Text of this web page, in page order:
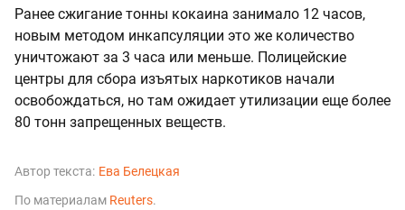
Ранее сжигание тонны кокаина занимало 12 часов,
новым методом инкапсуляции это же количество
уничтожают за 3 часа или меньше. Полицейские
центры для сбора изъятых наркотиков начали
освобождаться, но там ожидает утилизации еще более
80 тонн запрещенных веществ.
Автор текста: Ева Белецкая
По материалам Reuters.